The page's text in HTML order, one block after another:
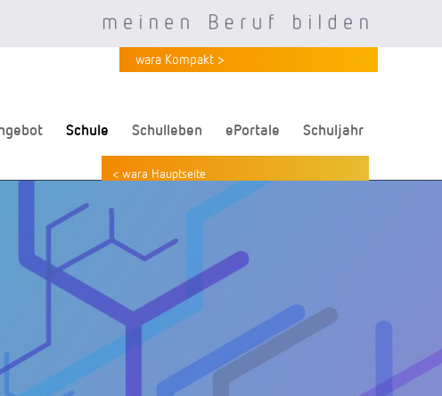
Schule Schulleben ePortale Schuljahr
wara Kompakt >
< wara Hauptseite